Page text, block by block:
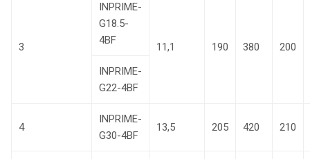
3
INPRIME-
G18.5-
4BF
11,1 190 380
200
INPRIME-
G22-4BF
4
INPRIME-
G30-4BF
13,5 205 420 210